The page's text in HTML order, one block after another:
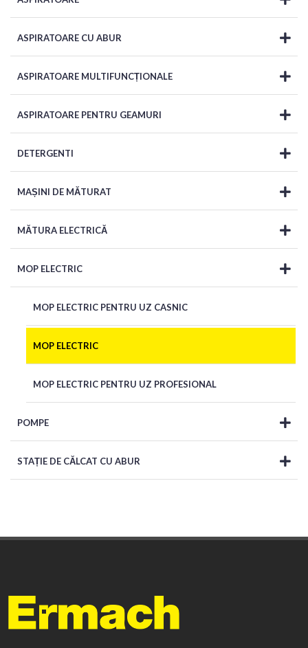
ASPIRATOARE CU ABUR
ASPIRATOARE MULTIFUNCȚIONALE
ASPIRATOARE PENTRU GEAMURI
DETERGENTI
MAȘINI DE MĂTURAT
MĂTURA ELECTRICĂ
MOP ELECTRIC
MOP ELECTRIC PENTRU UZ CASNIC
MOP ELECTRIC
MOP ELECTRIC PENTRU UZ PROFESIONAL
POMPE
STAȚIE DE CĂLCAT CU ABUR